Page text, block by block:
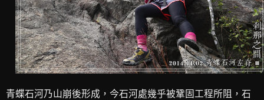
青蝶石河乃山崩後形成，今石河處幾乎被鞏固工程所阻，石